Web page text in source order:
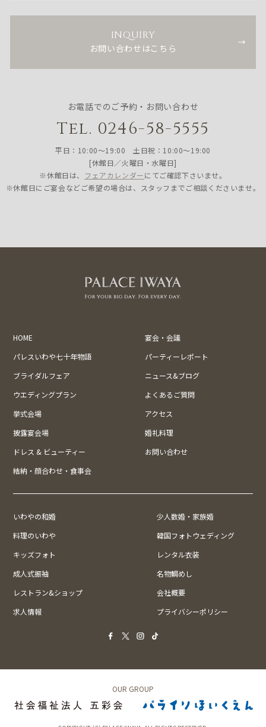
INQUIRY
お問い合わせはこちら
お電話でのご予約・お問い合わせ
Tel. 0246-58-5555
平日：10:00〜19:00 土日祝：10:00〜19:00
[休館日／火曜日・水曜日]
※休館日は、 フェアカレンダーにてご確認下さいませ。
※休館日にご宴会などご希望の場合は、スタッフまでご相談くださいませ。
HOME
宴会・会議
パレスいわや七十年物語
パーティーレポート
ブライダルフェア
ニュース&ブログ
ウエディングプラン
よくあるご質問
挙式会場
アクセス
披露宴会場
婚礼料理
ドレス & ビューティー
お問い合わせ
結納・顔合わせ・食事会
いわやの和婚
少人数婚・家族婚
料理のいわや
韓国フォトウェディング
キッズフォト
レンタル衣装
成人式振袖
名物鯛めし
レストラン&ショップ
会社概要
求人情報
プライバシーポリシー
OUR GROUP